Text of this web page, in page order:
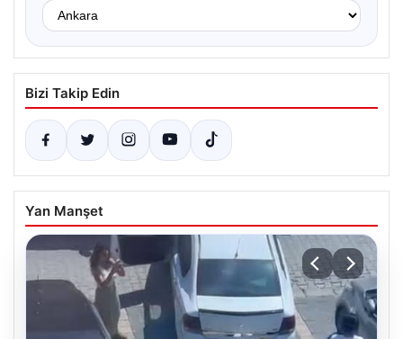
Bizi Takip Edin
Yan Manşet